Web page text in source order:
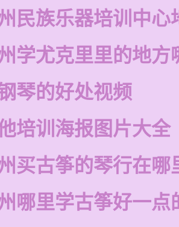
民族乐器培训中心
学尤克里里的地方
琴的好处视频
培训海报图片大全
买古筝的琴行在哪
哪里学古筝好一点